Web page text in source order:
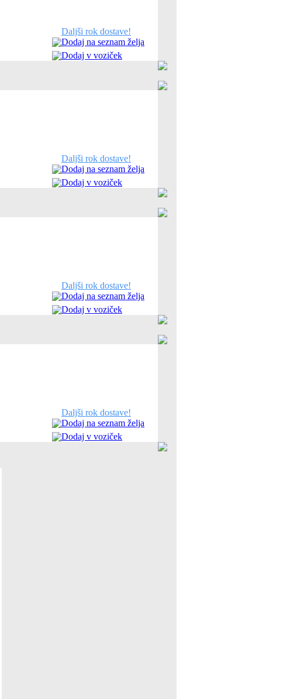
Daljši rok dostave!
Dodaj na seznam želja
Dodaj v voziček
Daljši rok dostave!
Dodaj na seznam želja
Dodaj v voziček
Daljši rok dostave!
Dodaj na seznam želja
Dodaj v voziček
Daljši rok dostave!
Dodaj na seznam želja
Dodaj v voziček